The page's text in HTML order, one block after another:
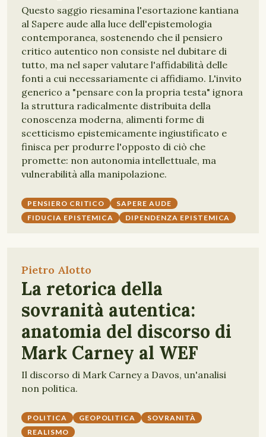
Questo saggio riesamina l'esortazione kantiana
al Sapere aude alla luce dell'epistemologia
contemporanea, sostenendo che il pensiero
critico autentico non consiste nel dubitare di
tutto, ma nel saper valutare l'affidabilità delle
fonti a cui necessariamente ci affidiamo. L'invito
generico a "pensare con la propria testa" ignora
la struttura radicalmente distribuita della
conoscenza moderna, alimenti forme di
scetticismo epistemicamente ingiustificato e
finisca per produrre l'opposto di ciò che
promette: non autonomia intellettuale, ma
vulnerabilità alla manipolazione.
PENSIERO CRITICO
SAPERE AUDE
FIDUCIA EPISTEMICA
DIPENDENZA EPISTEMICA
Pietro Alotto
La retorica della
sovranità autentica:
anatomia del discorso di
Mark Carney al WEF
Il discorso di Mark Carney a Davos, un'analisi
non politica.
POLITICA GEOPOLITICA
SOVRANITÀ
REALISMO